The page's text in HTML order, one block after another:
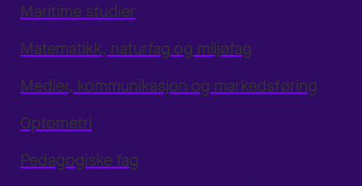
Maritime studier
Matematikk, naturfag og miljøfag
Medier, kommunikasjon og markedsføring
Optometri
Pedagogiske fag